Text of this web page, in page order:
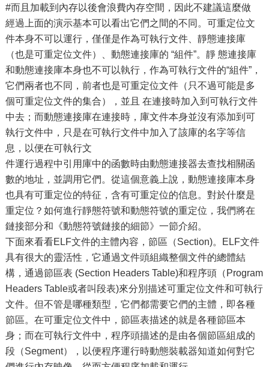
#而且加載到內存以後會浪費內存空間，因此不建議這麼做
經過上面的演示基本可以看出它們之間的不同。可重定位文
件本身不可以運行，僅僅是作為可執行文件、靜態連接庫
（也是可重定位文件）、動態連接庫的 “組件”。靜 態連接庫
和動態連接庫本身也不可以執行，作為可執行文件的“組件”，
它們兩者也不同，前者也是可重定位文件（只不過可能是多
個可重定位文件的集合），並且 在連接時加入到可執行文件
中去；而動態連接庫在連接時，庫文件本身並沒有添加到可
執行文件中，只是在可執行文件中加入了該庫的名字等信
息，以便在可執行文
件運行過程中引用庫中的函數時由動態連接器去查找相關函
數的地址，並調用它們。從這個意義上說，動態連接庫本身
也具有可重定位的特征，含有可重定位的信息。對於什麼是
重定位？如何進行靜態符號和動態符號的重定位，我們將在
鏈接部分和《動態符號鏈接的細節》一節介紹。
下面來看看ELF文件的主體內容，節區（Section)。ELF文件
具有很大的靈活性，它通過文件頭組織整個文件的總體結
構，通過節區表 (Section Headers Table)和程序頭（Program
Headers Table或者叫段表)來分別描述可重定位文件和可執行
文件。但不管是哪種類型，它們都需要它們的主體，即各種
節區。在可重定位文件中，節區表描述的就是各種節區本
身；而在可執行文件中，程序頭描述的是由各個節區組成的
段（Segment），以便程序運行時動態裝載器知道如何對它